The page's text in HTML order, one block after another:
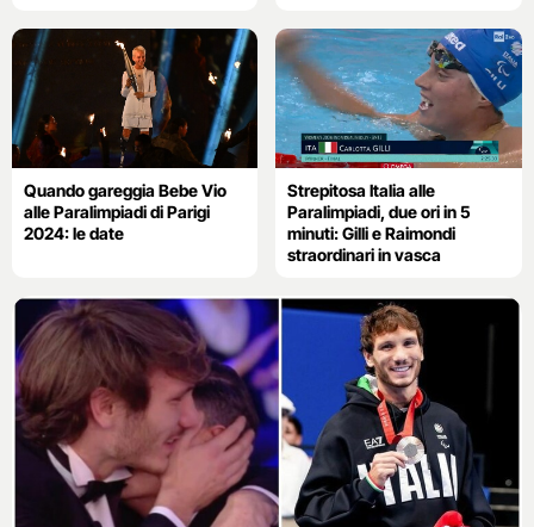
Quando gareggia Bebe Vio
alle Paralimpiadi di Parigi
2024: le date
Strepitosa Italia alle
Paralimpiadi, due ori in 5
minuti: Gilli e Raimondi
straordinari in vasca